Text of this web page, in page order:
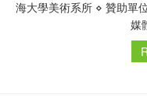
海大學美術系所 ⋄ 贊助單
媒